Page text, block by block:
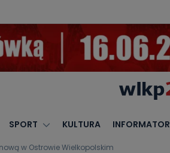
SPORT KULTURA INFORMATOR
w Ostrowie Wielkopolskim